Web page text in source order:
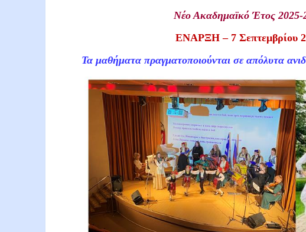
Νέο Ακαδημαϊκό Έτος 2025-
ΕΝΑΡΞΗ – 7 Σεπτεμβρίου
Τα μαθήματα πραγματοποιούνται σε απόλυτα